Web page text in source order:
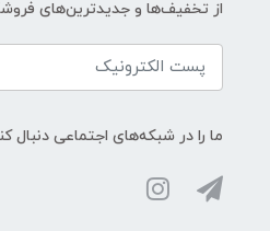
از تخفیف‌ها و جدیدترین‌های
ما را در شبکه‌های اجتماعی دنبال